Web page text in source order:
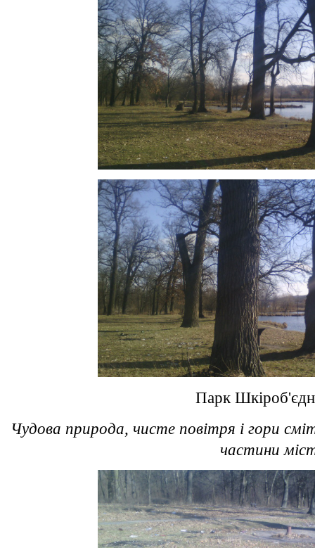
Парк
Чудова природа, чисте повітря і гори
частини